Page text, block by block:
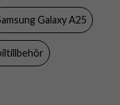
Genomskinlig
Mjukplast (TPU)
Galaxy A25